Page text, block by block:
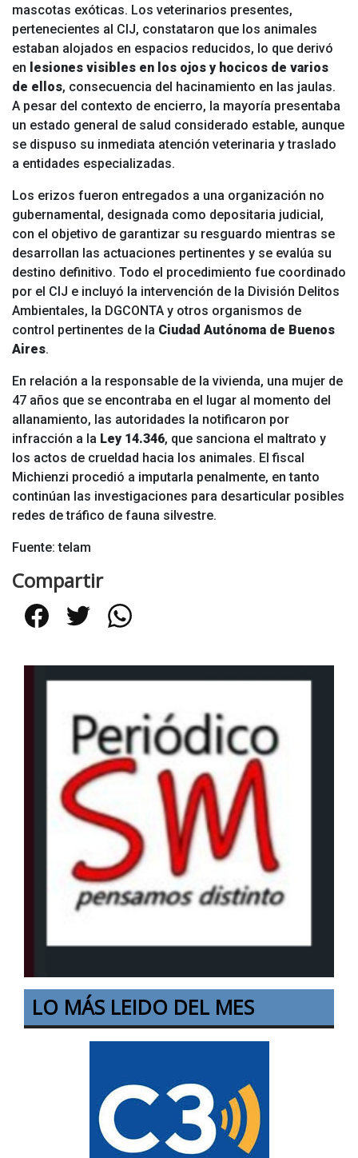
mascotas exóticas. Los veterinarios presentes,
pertenecientes al CIJ, constataron que los animales
estaban alojados en espacios reducidos, lo que derivó
en lesiones visibles en los ojos y hocicos de varios
de ellos, consecuencia del hacinamiento en las jaulas.
A pesar del contexto de encierro, la mayoría presentaba
un estado general de salud considerado estable, aunque
se dispuso su inmediata atención veterinaria y traslado
a entidades especializadas.
Los erizos fueron entregados a una organización no
gubernamental, designada como depositaria judicial,
con el objetivo de garantizar su resguardo mientras se
desarrollan las actuaciones pertinentes y se evalúa su
destino definitivo. Todo el procedimiento fue coordinado
por el CIJ e incluyó la intervención de la División Delitos
Ambientales, la DGCONTA y otros organismos de
control pertinentes de la Ciudad Autónoma de Buenos
Aires.
En relación a la responsable de la vivienda, una mujer de
47 años que se encontraba en el lugar al momento del
allanamiento, las autoridades la notificaron por
infracción a la Ley 14.346, que sanciona el maltrato y
los actos de crueldad hacia los animales. El fiscal
Michienzi procedió a imputarla penalmente, en tanto
continúan las investigaciones para desarticular posibles
redes de tráfico de fauna silvestre.
Fuente: telam
Compartir
FacebookTwitterWhatsApp
LO MÁS LEIDO DEL MES